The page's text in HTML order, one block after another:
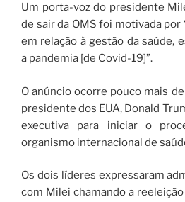
Um porta-voz do presidente
de sair da OMS foi motivada
em relação à gestão da saúde,
a pandemia [de Covid-19]”.
O anúncio ocorre pouco mais
presidente dos EUA, Donald
executiva para iniciar o
organismo internacional de
Os dois líderes expressaram
com Milei chamando a